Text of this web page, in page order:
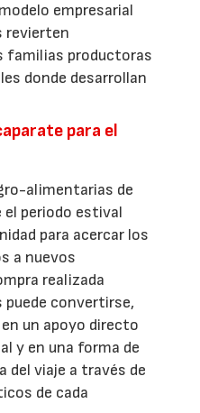
empresarial
revierten
familias productoras
donde desarrollan
para el
alimentarias de
el periodo estival
para acercar los
a nuevos
realizada
puede convertirse,
un apoyo directo
y en una forma de
del viaje a través de
de cada